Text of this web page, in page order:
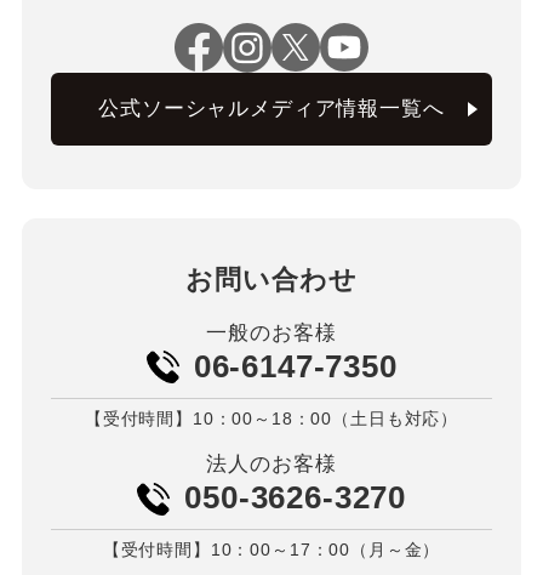
公式ソーシャルメディア情報一覧へ
お問い合わせ
一般のお客様
06-6147-7350
【受付時間】10：00～18：00（土日も対応）
法人のお客様
050-3626-3270
【受付時間】10：00～17：00（月～金）